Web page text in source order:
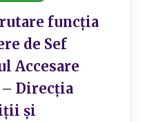
funcția
de Sef
Accesare
Direcția
și